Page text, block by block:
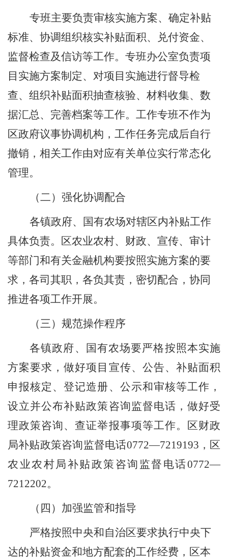
专班主要负责审核实施方案、确定补贴
标准、协调组织核实补贴面积、兑付资金、
监督检查及信访等工作。 专班办公室负责项
目实施方案制定、对项目实施进行督导检
查、组织补贴面积抽查核验、材料收集、数
据汇总、完善档案等工作。工作专班不作为
区政府议事协调机构，工作任务完成后自行
撤销，相关工作由对应有关单位实行常态化
管理。
（二）强化协调配合
各镇政府、国有农场对辖区内补贴工作
具体负责。
区农业农村、财政、宣传、审计
等部门和有关金融机构要按照实施方案的要
求，各司其职，各负其责，密切配合，协同
推进各项工作开展。
（三）规范操作程序
各镇政府、国有农场要严格按照本实施
方案要求，做好项目宣传、公告、 补贴面积
申报核定、登记造册、公示和审核等工作，
设立并公布补贴政策咨询监督电话 ， 做好受
理政策咨询、查证举报事项等工作。区财政
局补贴政策咨询监督电话0772—7219193 ，区
农业农村局补贴政策咨询监督电话0772—
7212202。
（四）加强监管和指导
严格按照中央和自治区要求执行中央下
达的补贴资金和地方配套的工作经费 ， 区本